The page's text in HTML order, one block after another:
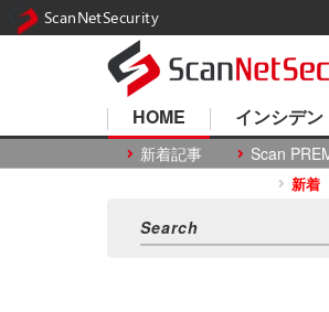
HOME
新着記事 Scan
インシデン
新着
ScanNetSecurity